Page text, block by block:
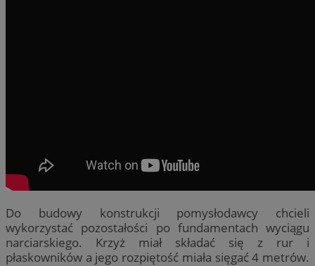
Do budowy konstrukcji pomysłodawcy chcieli
wykorzystać pozostałości po fundamentach wyciągu
narciarskiego. Krzyż miał składać się z rur i
płaskowników a jego rozpiętość miała sięgać 4 metrów.